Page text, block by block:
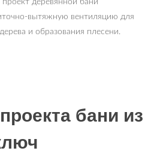
деревянной бани
вытяжную вентиляцию для
и образования плесени.
бани из